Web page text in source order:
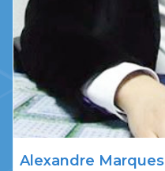
Alexandre Marques